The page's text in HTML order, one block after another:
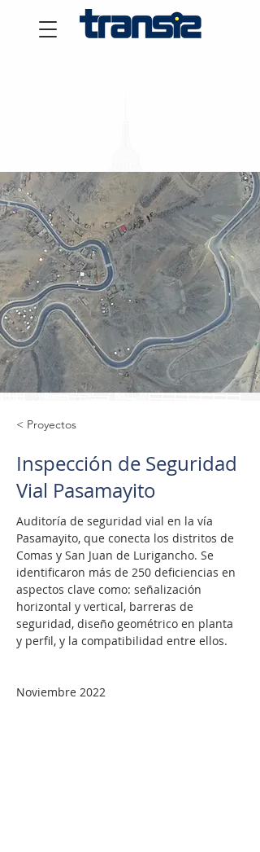
< Proyectos
Inspección de Seguridad
Vial Pasamayito
Auditoría de seguridad vial en la vía
Pasamayito, que conecta los distritos de
Comas y San Juan de Lurigancho. Se
identificaron más de 250 deficiencias en
aspectos clave como: señalización
horizontal y vertical, barreras de
seguridad, diseño geométrico en planta
y perfil, y la compatibilidad entre ellos.
Noviembre 2022